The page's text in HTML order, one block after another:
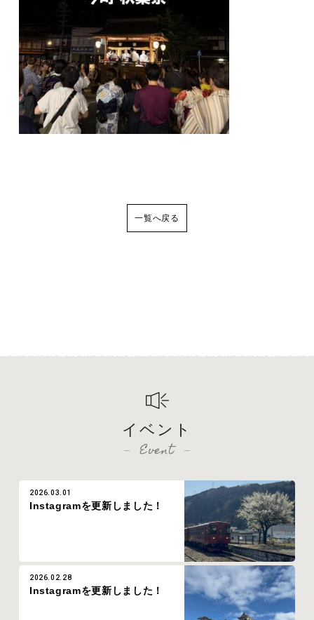
一覧へ戻る
イベント
Event
2026.03.01
Instagramを更新しました！
2026.02.28
Instagramを更新しました！